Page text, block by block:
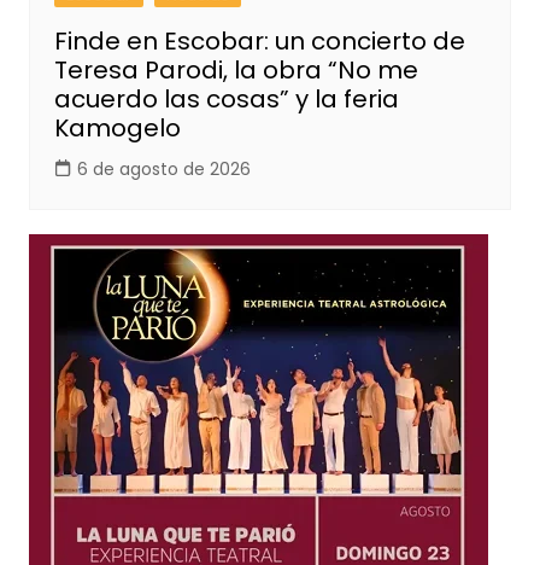
Finde en Escobar: un concierto de
Teresa Parodi, la obra “No me
acuerdo las cosas” y la feria
Kamogelo
6 de agosto de 2026